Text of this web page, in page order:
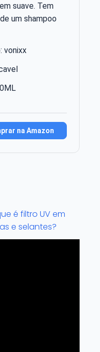
suave. Tem
um shampoo
vonixx
na Amazon
é filtro UV em
e selantes?